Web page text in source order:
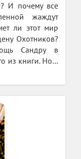
И почему все
жаждут
ли этот мир
Охотников?
Сандру в
из книги. Но…